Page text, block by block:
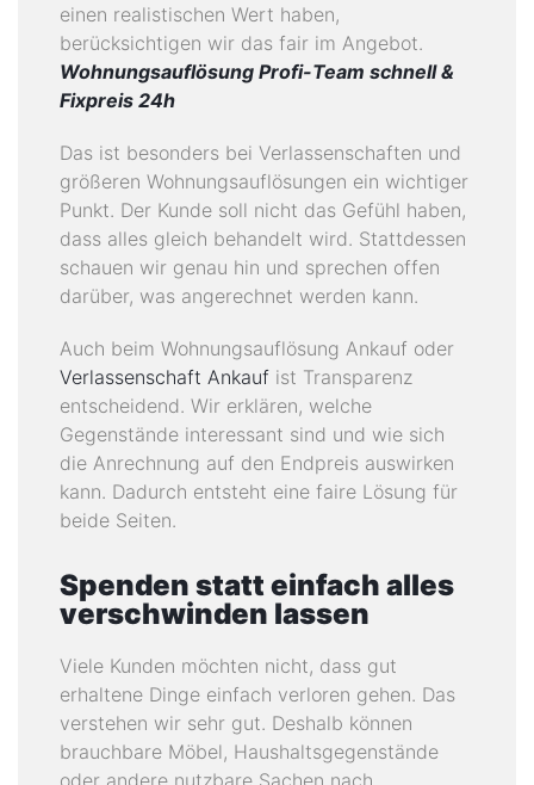
einen realistischen Wert haben,
berücksichtigen wir das fair im Angebot.
Wohnungsauflösung Profi-Team schnell &
Fixpreis 24h
Das ist besonders bei Verlassenschaften und
größeren Wohnungsauflösungen ein wichtiger
Punkt. Der Kunde soll nicht das Gefühl haben,
dass alles gleich behandelt wird. Stattdessen
schauen wir genau hin und sprechen offen
darüber, was angerechnet werden kann.
Auch beim Wohnungsauflösung Ankauf oder
Verlassenschaft Ankauf ist Transparenz
entscheidend. Wir erklären, welche
Gegenstände interessant sind und wie sich
die Anrechnung auf den Endpreis auswirken
kann. Dadurch entsteht eine faire Lösung für
beide Seiten.
Spenden statt einfach alles
verschwinden lassen
Viele Kunden möchten nicht, dass gut
erhaltene Dinge einfach verloren gehen. Das
verstehen wir sehr gut. Deshalb können
brauchbare Möbel, Haushaltsgegenstände
oder andere nutzbare Sachen nach